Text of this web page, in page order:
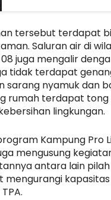
tersebut terdapat
Saluran air di
juga mengalir
tidak terdapat
sarang nyamuk dan
rumah terdapat
lingkungan.
Kampung Pro
mengusung
antara lain
mengurangi